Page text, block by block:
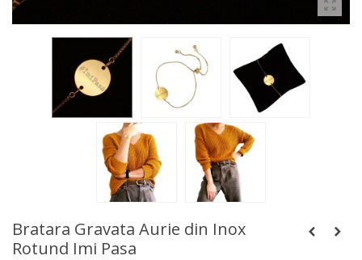
Bratara Gravata Aurie din Inox
Rotund Imi Pasa